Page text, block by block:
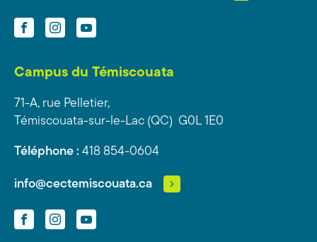
FacebookInstagramYouTube
Campus du Témiscouata
71-A, rue Pelletier,
Témiscouata-sur-le-Lac (QC) G0L 1E0
Téléphone : 418 854-0604
info@cectemiscouata.ca
FacebookInstagramYouTube